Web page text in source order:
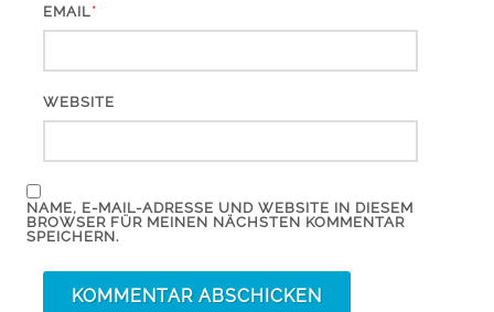
EMAIL*
WEBSITE
NAME, E-MAIL-ADRESSE UND WEBSITE IN DIESEM
BROWSER FÜR MEINEN NÄCHSTEN KOMMENTAR
SPEICHERN.